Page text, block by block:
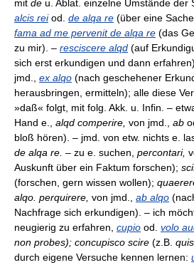
mit de u. Ablat. einzelne Umstände der
alcis reiod. de alqa re (über eine
fama ad me pervenit de alqa re (das
zu mir). – resciscere alqd (auf
sich erst erkundigen und dann
jmd., ex alqo (nach geschehener
herausbringen, ermitteln); alle diese
»daß« folgt, mit folg. Akk. u. Infin. –
Hand e., alqd comperire, von jmd., ab
bloß hören). – jmd. von etw. nichts e.
de alqa re. – zu e. suchen, percontari,
Auskunft über ein Faktum forschen);
(forschen, gern wissen wollen);
alqo. perquirere, von jmd., ab alqo
Nachfrage sich erkundigen). – ich
neugierig zu erfahren, cupio od. volo
non probes); concupisco scire (z.B.
durch eigene Versuche kennen lernen: